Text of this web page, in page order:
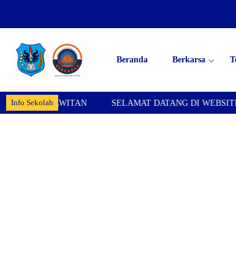
Beranda Berkarsa
Info Sekolah SELAMAT DATANG DI WEBSITE